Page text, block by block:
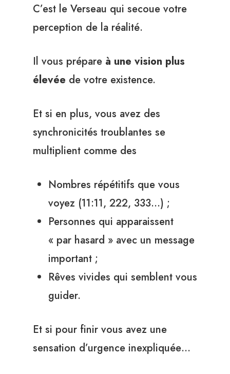
C’est le Verseau qui secoue votre
perception de la réalité.
Il vous prépare à une vision plus
élevée de votre existence.
Et si en plus, vous avez des
synchronicités troublantes se
multiplient comme des
Nombres répétitifs que vous
voyez (11:11, 222, 333…) ;
Personnes qui apparaissent
« par hasard » avec un message
important ;
Rêves vivides qui semblent vous
guider.
Et si pour finir vous avez une
sensation d’urgence inexpliquée…